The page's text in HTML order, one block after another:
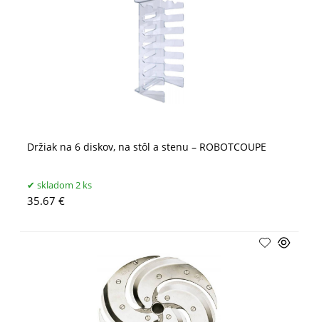
Držiak na 6 diskov, na stôl a stenu – ROBOTCOUPE
skladom 2 ks
35.67 €